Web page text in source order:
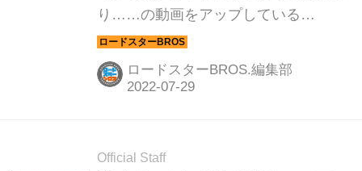
り……の動画をアップしている
YouTuberの「うぃき」さん。Roadster
BROS.VOL.22では、軽量モデルの
990Sを試乗しています。しかも！ ロ
ロードスターBROS.編集部
Official Staff